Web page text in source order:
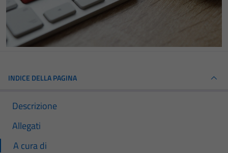
INDICE DELLA PAGINA
Descrizione
Allegati
A cura di